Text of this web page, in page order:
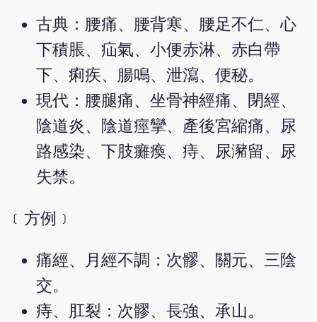
古典：腰痛、腰背寒、腰足不仁、心
下積脹、疝氣、小便赤淋、赤白帶
下、痢疾、腸鳴、泄瀉、便秘。
現代：腰腿痛、坐骨神經痛、閉經、
陰道炎、陰道痙攣、產後宮縮痛、尿
路感染、下肢癱瘓、痔、尿瀦留、尿
失禁。
﹝方例﹞
痛經、月經不調：次髎、關元、三陰
交。
痔、肛裂：次髎、長強、承山。